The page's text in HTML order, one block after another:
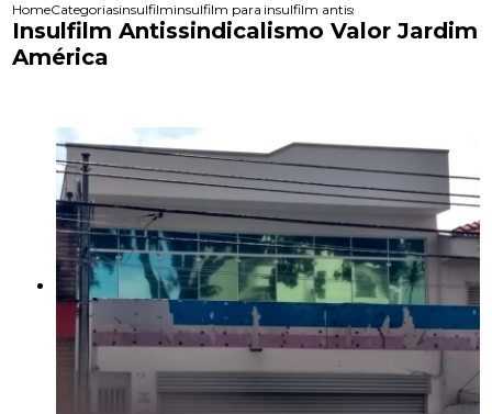
HomeCategoriasinsulfilminsulfilm para acrilicoinsulfilm antissindicalismo valor
Insulfilm Antissindicalismo Valor Jardim
América